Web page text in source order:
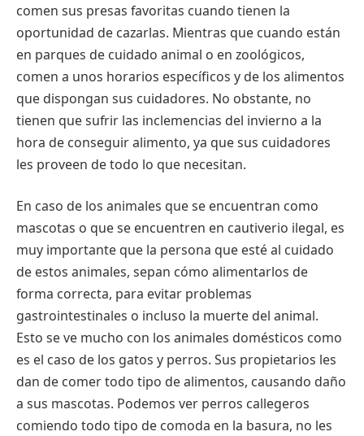
comen sus presas favoritas cuando tienen la
oportunidad de cazarlas. Mientras que cuando están
en parques de cuidado animal o en zoológicos,
comen a unos horarios específicos y de los alimentos
que dispongan sus cuidadores. No obstante, no
tienen que sufrir las inclemencias del invierno a la
hora de conseguir alimento, ya que sus cuidadores
les proveen de todo lo que necesitan.
En caso de los animales que se encuentran como
mascotas o que se encuentren en cautiverio ilegal, es
muy importante que la persona que esté al cuidado
de estos animales, sepan cómo alimentarlos de
forma correcta, para evitar problemas
gastrointestinales o incluso la muerte del animal.
Esto se ve mucho con los animales domésticos como
es el caso de los gatos y perros. Sus propietarios les
dan de comer todo tipo de alimentos, causando daño
a sus mascotas. Podemos ver perros callegeros
comiendo todo tipo de comoda en la basura, no les